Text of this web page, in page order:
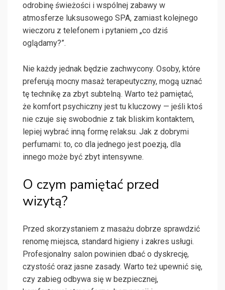
odrobinę świeżości i wspólnej zabawy w
atmosferze luksusowego SPA, zamiast kolejnego
wieczoru z telefonem i pytaniem „co dziś
oglądamy?”.
Nie każdy jednak będzie zachwycony. Osoby, które
preferują mocny masaż terapeutyczny, mogą uznać
tę technikę za zbyt subtelną. Warto też pamiętać,
że komfort psychiczny jest tu kluczowy — jeśli ktoś
nie czuje się swobodnie z tak bliskim kontaktem,
lepiej wybrać inną formę relaksu. Jak z dobrymi
perfumami: to, co dla jednego jest poezją, dla
innego może być zbyt intensywne.
O czym pamiętać przed
wizytą?
Przed skorzystaniem z masażu dobrze sprawdzić
renomę miejsca, standard higieny i zakres usługi.
Profesjonalny salon powinien dbać o dyskrecję,
czystość oraz jasne zasady. Warto też upewnić się,
czy zabieg odbywa się w bezpiecznej,